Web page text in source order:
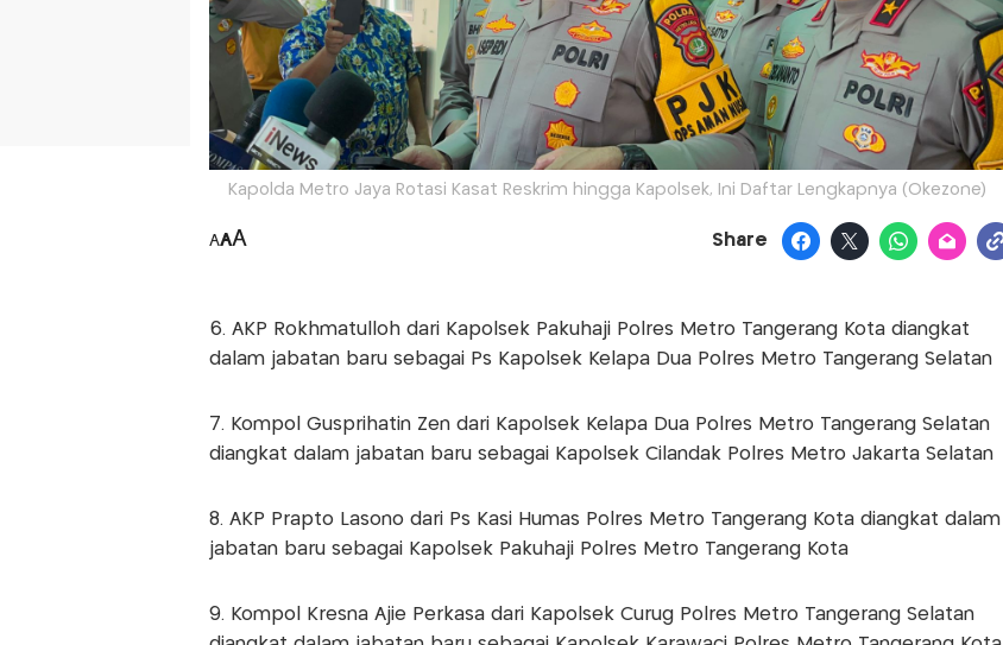
Kapolda Metro Jaya Rotasi Kasat Reskrim hingga Kapolsek, Ini Daftar Lengkapnya (Okezone)
AAA Share
6. AKP Rokhmatulloh dari Kapolsek Pakuhaji Polres Metro Tangerang Kota diangkat
dalam jabatan baru sebagai Ps Kapolsek Kelapa Dua Polres Metro Tangerang Selatan
7. Kompol Gusprihatin Zen dari Kapolsek Kelapa Dua Polres Metro Tangerang Selatan
diangkat dalam jabatan baru sebagai Kapolsek Cilandak Polres Metro Jakarta Selatan
8. AKP Prapto Lasono dari Ps Kasi Humas Polres Metro Tangerang Kota diangkat dalam
jabatan baru sebagai Kapolsek Pakuhaji Polres Metro Tangerang Kota
9. Kompol Kresna Ajie Perkasa dari Kapolsek Curug Polres Metro Tangerang Selatan